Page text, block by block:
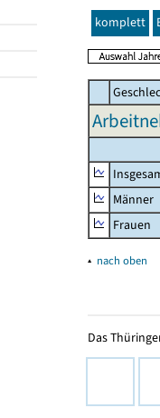
komplett
Männer
Frauen
▴ nach oben
Das